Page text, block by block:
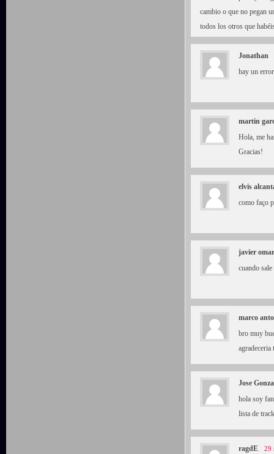
cambio o que no pegan
todos los otros que
Jonathan
hay un
martin
Hola, me
Gracias!
elvis
como faço
javier
cuando
marco
bro muy
agradeceria
Jose
hola soy
lista de
ragdE 29